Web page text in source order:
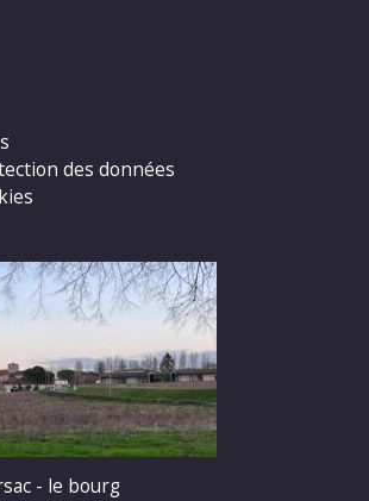
des données
- le bourg